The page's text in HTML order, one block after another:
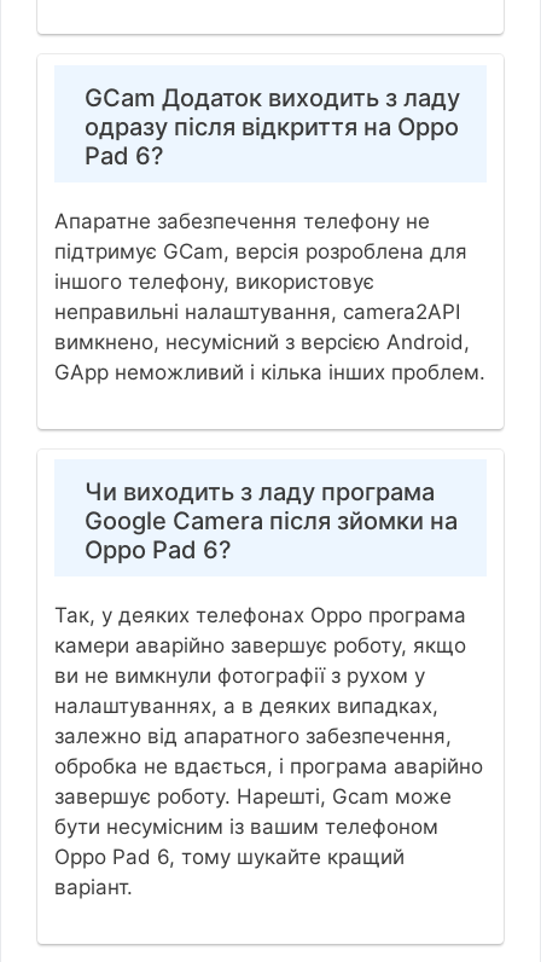
GCam Додаток виходить з ладу
одразу після відкриття на Oppo
Pad 6?
Апаратне забезпечення телефону не
підтримує GCam, версія розроблена для
іншого телефону, використовує
неправильні налаштування, camera2API
вимкнено, несумісний з версією Android,
GApp неможливий і кілька інших проблем.
Чи виходить з ладу програма
Google Camera після зйомки на
Oppo Pad 6?
Так, у деяких телефонах Oppo програма
камери аварійно завершує роботу, якщо
ви не вимкнули фотографії з рухом у
налаштуваннях, а в деяких випадках,
залежно від апаратного забезпечення,
обробка не вдається, і програма аварійно
завершує роботу. Нарешті, Gcam може
бути несумісним із вашим телефоном
Oppo Pad 6, тому шукайте кращий
варіант.